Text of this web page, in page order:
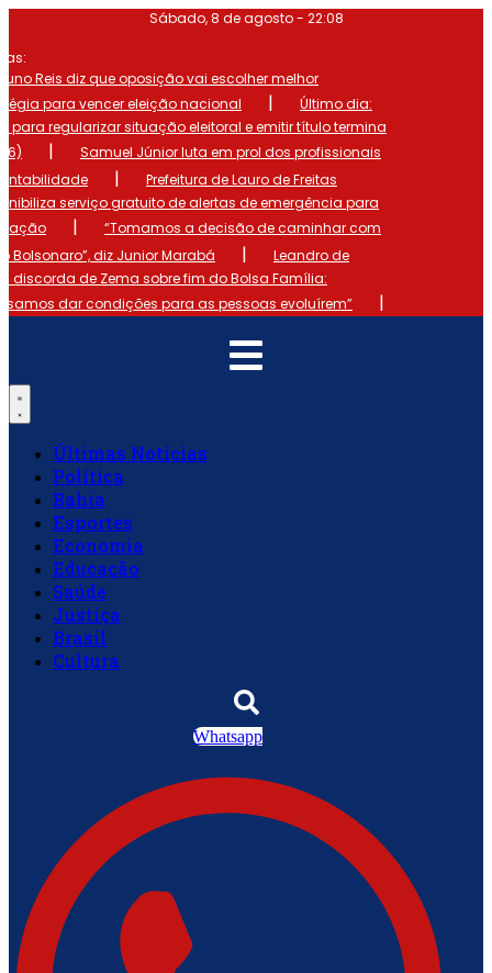
o
conteúdo
Sábado, 8 de agosto - 22:08
Reis diz que oposição vai escolher melhor
para vencer eleição nacional
|
Último dia:
para regularizar situação eleitoral e emitir título termina
|
Samuel Júnior luta em prol dos profissionais
|
Prefeitura de Lauro de Freitas
serviço gratuito de alertas de emergência para
|
“Tomamos a decisão de caminhar com
Bolsonaro”, diz Junior Marabá
|
Leandro de
discorda de Zema sobre fim do Bolsa Família:
dar condições para as pessoas evoluírem”
|
Últimas Notícias
Política
Bahia
Esportes
Economia
Educação
Saúde
Justiça
Brasil
Cultura
Whatsapp